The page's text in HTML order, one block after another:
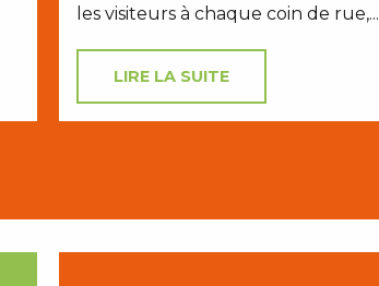
les visiteurs à chaque coin de rue,...
LIRE LA SUITE